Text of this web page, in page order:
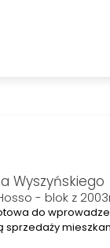
Wyszyńskiego
- blok z
do
sprzedaży